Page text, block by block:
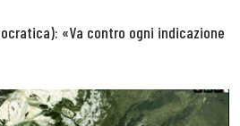
«Va contro ogni indicazione